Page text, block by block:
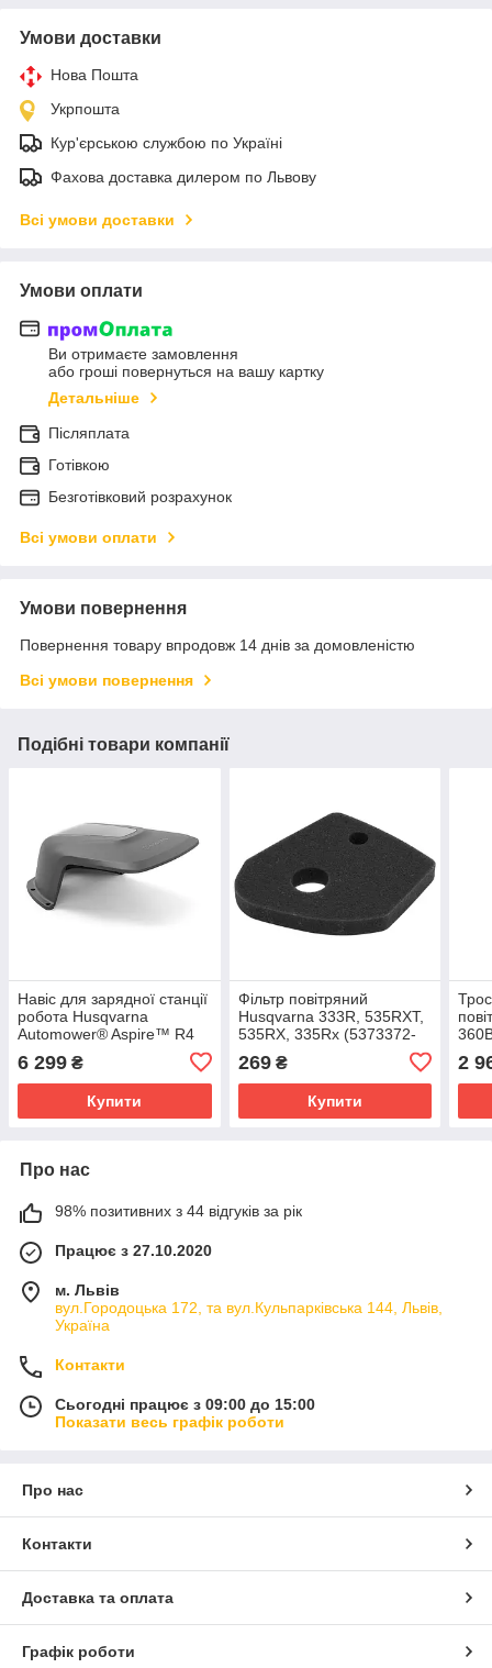
Умови доставки
Нова Пошта
Укрпошта
Кур'єрською службою по Україні
Фахова доставка дилером по Львову
Всі умови доставки
Умови оплати
Ви отримаєте замовлення
або гроші повернуться на вашу картку
Детальніше
Післяплата
Готівкою
Безготівковий розрахунок
Всі умови оплати
Умови повернення
Повернення товару впродовж 14 днів за домовленістю
Всі умови повернення
Подібні товари компанії
Навіс для зарядної станції
робота Husqvarna
Automower® Aspire™ R4
6 299 ₴
Купити
Фільтр повітряний
Husqvarna 333R, 535RXT,
535RX, 335Rx (5373372-
269₴
Купити
01)
2
Про нас
98% позитивних з 44 відгуків за рік
Працює з 27.10.2020
м. Львів
вул.Городоцька 172, та вул.Кульпарківська 144, Львів,
Україна
Контакти
Сьогодні працює з 09:00 до 15:00
Показати весь графік роботи
Про нас
Контакти
Доставка та оплата
Графік роботи